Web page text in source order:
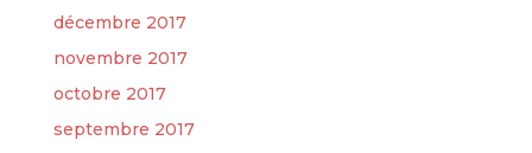
décembre 2017
novembre 2017
octobre 2017
septembre 2017